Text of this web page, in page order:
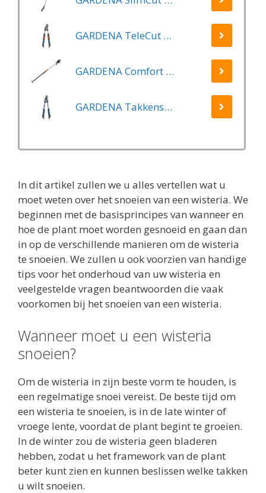
GARDENA TeleCut Telescopische - Takkenschaar 520-670B - 42 mm Verstelbare Lengte
GARDENA Comfort Takkenschaar StarCut 160 - Snoeischaar - Reikwijdte ca. 3.5 m - Max Knipdiameter 32 mm
GARDENA Takkenschaar EasyCut 500 B EasyCut
In dit artikel zullen we u alles vertellen wat u
moet weten over het snoeien van een wisteria. We
beginnen met de basisprincipes van wanneer en
hoe de plant moet worden gesnoeid en gaan dan
in op de verschillende manieren om de wisteria
te snoeien. We zullen u ook voorzien van handige
tips voor het onderhoud van uw wisteria en
veelgestelde vragen beantwoorden die vaak
voorkomen bij het snoeien van een wisteria.
Wanneer moet u een wisteria
snoeien?
Om de wisteria in zijn beste vorm te houden, is
een regelmatige snoei vereist. De beste tijd om
een wisteria te snoeien, is in de late winter of
vroege lente, voordat de plant begint te groeien.
In de winter zou de wisteria geen bladeren
hebben, zodat u het framework van de plant
beter kunt zien en kunnen beslissen welke takken
u wilt snoeien.